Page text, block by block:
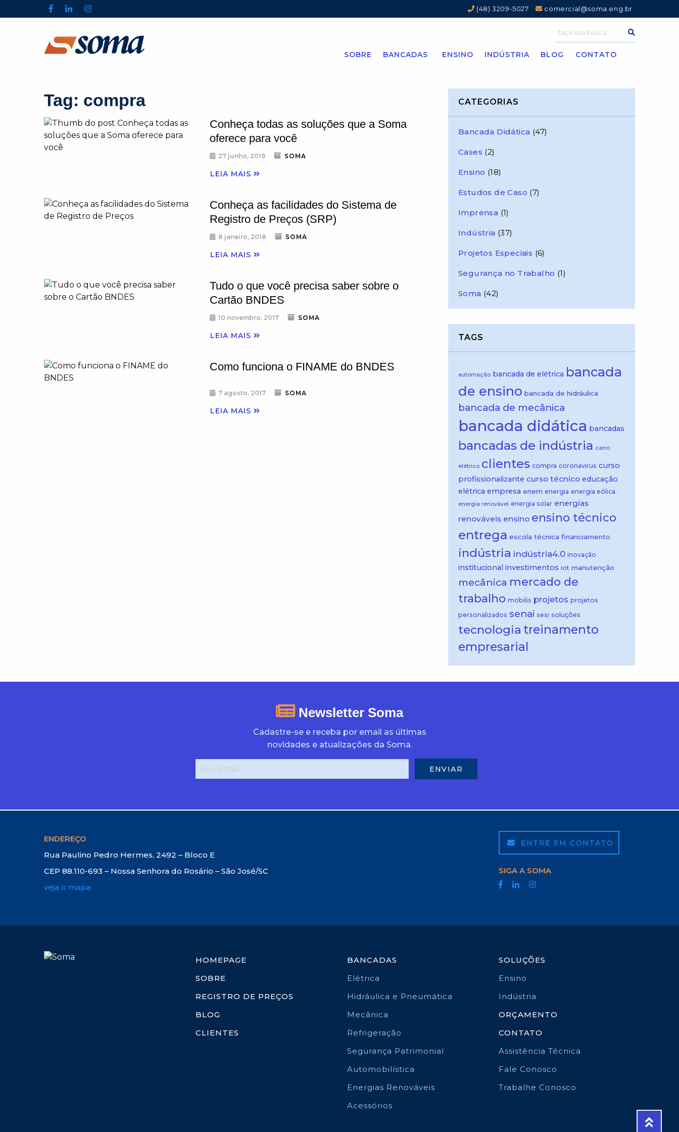
(48) 3209-5027 comercial@soma.eng.br
SOBRE BANCADAS ENSINO INDÚSTRIA BLOG CONTATO
Tag: compra
Conheça todas as soluções que a Soma
oferece para você
27 junho, 2019 SOMA
LEIA MAIS
Conheça as facilidades do Sistema de
Registro de Preços (SRP)
8 janeiro, 2018 SOMA
LEIA MAIS
Tudo o que você precisa saber sobre o
Cartão BNDES
10 novembro, 2017 SOMA
LEIA MAIS
Como funciona o FINAME do BNDES
7 agosto, 2017 SOMA
LEIA MAIS
CATEGORIAS
Bancada Didática (47)
Cases (2)
Ensino (18)
Estudos de Caso (7)
Imprensa (1)
Indústria (37)
Projetos Especiais (6)
Segurança no Trabalho (1)
Soma (42)
TAGS
automação bancada de elétrica bancada
de ensino bancada de hidráulica
bancada de mecânica
bancada didática bancadas
bancadas de indústria carro
elétrico clientes compra coronavirus curso
profissionalizante curso técnico educação
elétrica empresa enem energia energia eólica
energia renovável energia solar energias
renováveis ensino ensino técnico
entrega escola técnica financiamento
indústria indústria4.0 inovação
institucional investimentos iot manutenção
mecânica mercado de
trabalho mobilis projetos projetos
personalizados senai sesi soluções
tecnologia treinamento
empresarial
Newsletter Soma
Cadastre-se e receba por email as últimas
novidades e atualizações da Soma.
ENDEREÇO
Rua Paulino Pedro Hermes, 2492 – Bloco E
CEP 88.110-693 – Nossa Senhora do Rosário – São José/SC
veja o mapa
ENTRE EM CONTATO
SIGA A SOMA
HOMEPAGE
SOBRE
REGISTRO DE PREÇOS
BLOG
CLIENTES
BANCADAS
Elétrica
Hidráulica e Pneumática
Mecânica
Refrigeração
Segurança Patrimonial
Automobilística
Energias Renováveis
Acessórios
SOLUÇÕES
Ensino
Indústria
ORÇAMENTO
CONTATO
Assistência Técnica
Fale Conosco
Trabalhe Conosco